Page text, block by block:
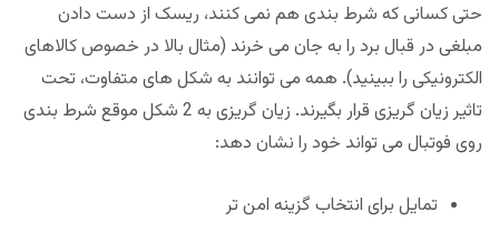
حتی کسانی که شرط بندی هم نمی کنند، ریسک از دست دادن
مبلغی در قبال برد را به جان می خرند (مثال بالا در خصوص کالاهای
الکترونیکی را ببینید). همه می توانند به شکل های متفاوت، تحت
تاثیر زیان گریزی قرار بگیرند. زیان گریزی به 2 شکل موقع شرط بندی
روی فوتبال می تواند خود را نشان دهد:
تمایل برای انتخاب گزینه امن تر